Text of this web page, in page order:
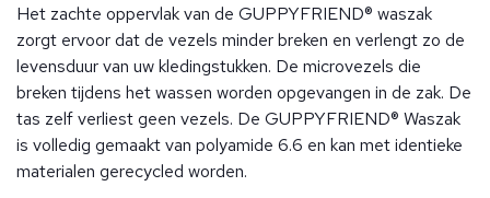
Het zachte oppervlak van de GUPPYFRIEND® waszak
zorgt ervoor dat de vezels minder breken en verlengt zo de
levensduur van uw kledingstukken. De microvezels die
breken tijdens het wassen worden opgevangen in de zak. De
tas zelf verliest geen vezels. De GUPPYFRIEND® Waszak
is volledig gemaakt van polyamide 6.6 en kan met identieke
materialen gerecycled worden.